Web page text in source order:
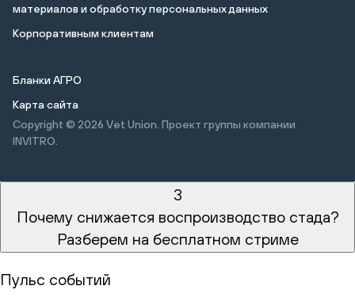
материалов и обработку персональных данных
Корпоративным клиентам
Бланки АГРО
Карта сайта
Copyright © 2026 Vet Union. Проект группы компании
INVITRO.
3
Почему снижается воспроизводство стада?
Разберем на бесплатном стриме
Пульс событий